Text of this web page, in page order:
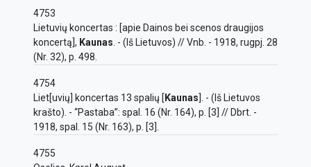
4753
Lietuvių koncertas : [apie Dainos bei scenos draugijos
koncertą], Kaunas . - (Iš Lietuvos) // Vnb. - 1918, rugpj. 28
(Nr. 32), p. 498.
4754
Liet[uvių] koncertas 13 spalių [Kaunas]. - (Iš Lietuvos
krašto). - “Pastaba”: spal. 16 (Nr. 164), p. [3] // Dbrt. -
1918, spal. 15 (Nr. 163), p. [3].
4755